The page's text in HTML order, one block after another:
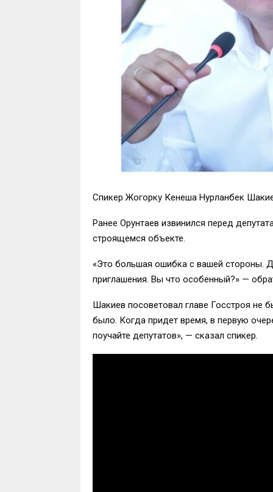
Спикер Жогорку Кенеша Нурланбек
Ранее Орунтаев извинился перед
строящемся объекте.
«Это большая ошибка с вашей стороны.
приглашения. Вы что особенный?» —
Шакиев посоветовал главе Госстроя не
было. Когда придет время, в первую
поучайте депутатов», — сказал спикер.